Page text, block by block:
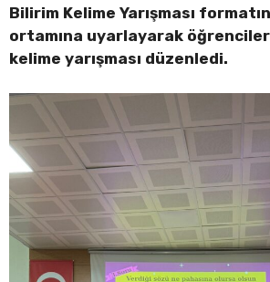
Bilirim Kelime Yarışması
ortamına uyarlayarak
kelime yarışması düzenledi.